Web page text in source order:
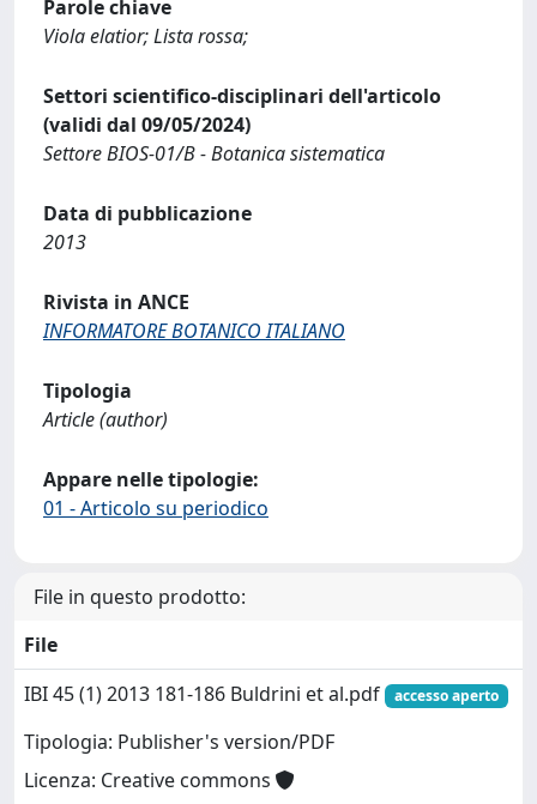
Parole chiave
Viola elatior; Lista rossa;
Settori scientifico-disciplinari dell'articolo
(validi dal 09/05/2024)
Settore BIOS-01/B - Botanica sistematica
Data di pubblicazione
2013
Rivista in ANCE
INFORMATORE BOTANICO ITALIANO
Tipologia
Article (author)
Appare nelle tipologie:
01 - Articolo su periodico
File in questo prodotto:
File
IBI 45 (1) 2013 181-186 Buldrini et al.pdf
accesso aperto
Tipologia: Publisher's version/PDF
Licenza: Creative commons